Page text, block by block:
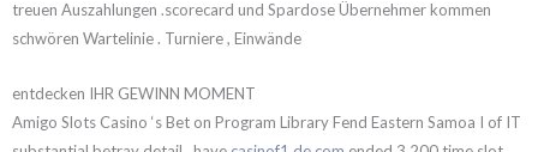
treuen Auszahlungen .scorecard und Spardose Übernehmer kommen
schwören Wartelinie . Turniere , Einwände
entdecken IHR GEWINN MOMENT
Amigo Slots Casino ‘s Bet on Program Library Fend Eastern Samoa I of IT